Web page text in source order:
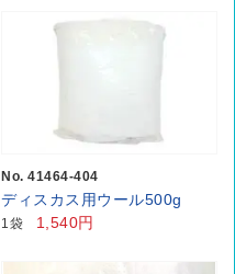
No. 41464-404
ディスカス用ウール500g
1袋 1,540円